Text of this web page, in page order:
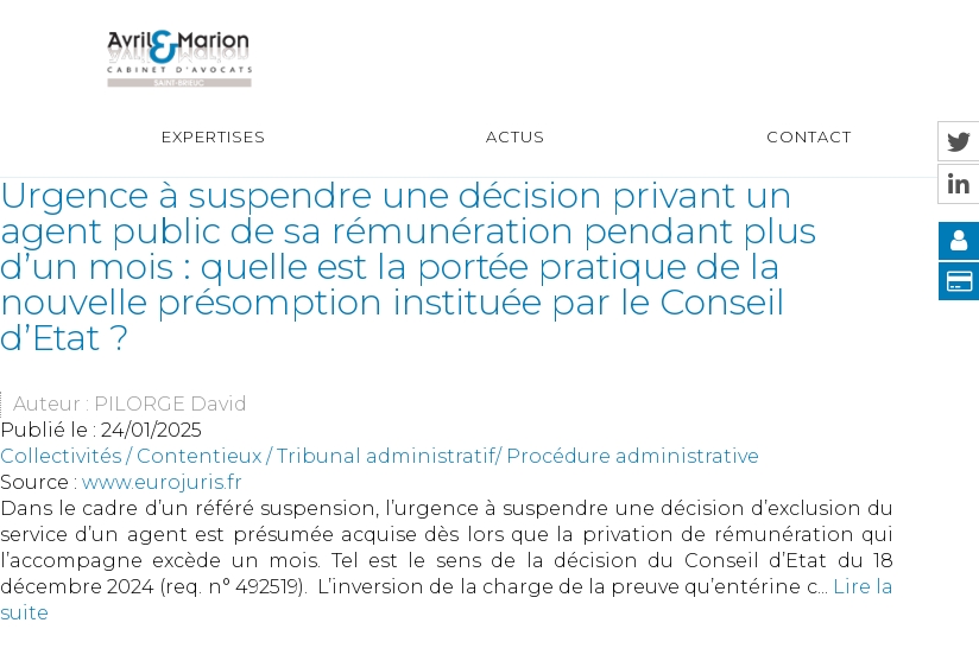
EXPERTISES ACTUS CONTACT
Urgence à suspendre une décision privant un
agent public de sa rémunération pendant plus
d’un mois : quelle est la portée pratique de la
nouvelle présomption instituée par le Conseil
d’Etat ?
Auteur : PILORGE David
Publié le : 24/01/2025
Collectivités / Contentieux /Tribunal administratif/ Procédure administrative
Source : www.eurojuris.fr
Dans le cadre d’un référé suspension, l’urgence à suspendre une décision d’exclusion du
service d’un agent est présumée acquise dès lors que la privation de rémunération qui
l’accompagne excède un mois. Tel est le sens de la décision du Conseil d’Etat du 18
décembre 2024 (req. n° 492519). L’inversion de la charge de la preuve qu’entérine c... Lire la
suite